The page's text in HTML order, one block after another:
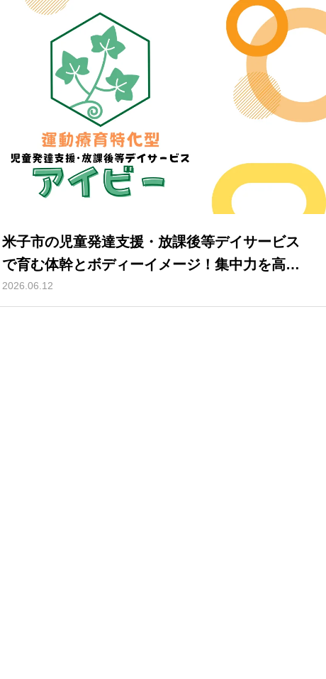
米子市の児童発達支援・放課後等デイサービス
で育む体幹とボディーイメージ！集中力を高め
る運動療育の秘密
2026.06.12